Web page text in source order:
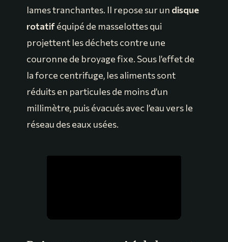
lames tranchantes. Il repose sur un disque
rotatiféquipé de masselottes qui
projettent les déchets contre une
couronne de broyage fixe. Sous l’effet de
la force centrifuge, les aliments sont
réduits en particules de moins d’un
millimètre, puis évacués avec l’eau vers le
réseau des eaux usées.